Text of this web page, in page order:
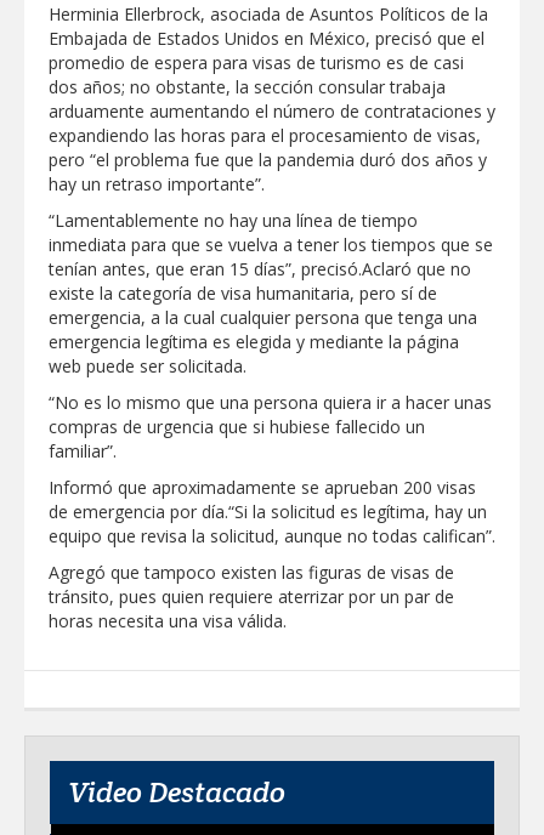
Herminia Ellerbrock, asociada de Asuntos Políticos de la
Embajada de Estados Unidos en México, precisó que el
promedio de espera para visas de turismo es de casi
dos años; no obstante, la sección consular trabaja
arduamente aumentando el número de contrataciones y
expandiendo las horas para el procesamiento de visas,
pero “el problema fue que la pandemia duró dos años y
hay un retraso importante”.
“Lamentablemente no hay una línea de tiempo
inmediata para que se vuelva a tener los tiempos que se
tenían antes, que eran 15 días”, precisó.Aclaró que no
existe la categoría de visa humanitaria, pero sí de
emergencia, a la cual cualquier persona que tenga una
emergencia legítima es elegida y mediante la página
web puede ser solicitada.
“No es lo mismo que una persona quiera ir a hacer unas
compras de urgencia que si hubiese fallecido un
familiar”.
Informó que aproximadamente se aprueban 200 visas
de emergencia por día.“Si la solicitud es legítima, hay un
equipo que revisa la solicitud, aunque no todas califican”.
Agregó que tampoco existen las figuras de visas de
tránsito, pues quien requiere aterrizar por un par de
horas necesita una visa válida.
Video Destacado